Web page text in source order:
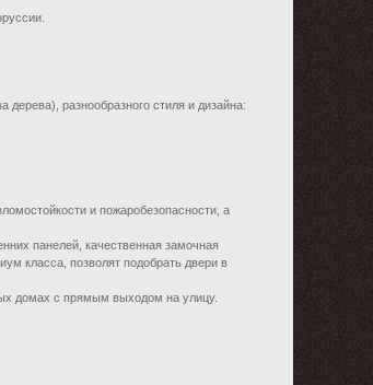
разнообразного стиля и дизайна:
и пожаробезопасности, а
панелей, качественная замочная
класса, позволят подобрать двери в
домах с прямым выходом на улицу.